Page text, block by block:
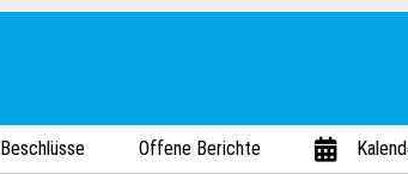
Beschlüsse Offene Berichte